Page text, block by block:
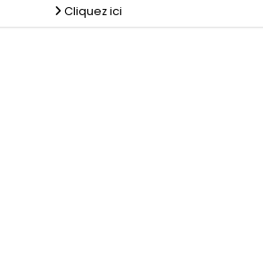
Cliquez ici